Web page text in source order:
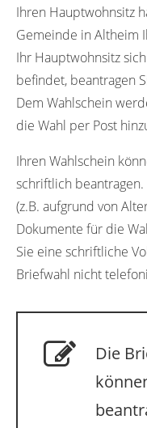
Ihren Hauptwohnsitz
Gemeinde in Altheim
Ihr Hauptwohnsitz
befindet, beantragen
Dem Wahlschein
die Wahl per Post
Ihren Wahlschein
schriftlich
(z.B. aufgrund von
Dokumente für die
Sie eine schriftliche
Briefwahl nicht
Die